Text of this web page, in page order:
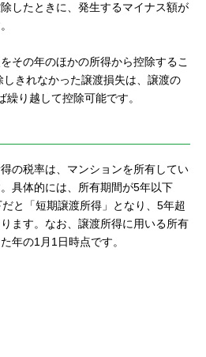
したときに、発生するマイナス額が
その年のほかの所得から控除するこ
きれなかった譲渡損失は、譲渡の
り越して控除可能です。
の税率は、マンションを所有してい
具体的には、所有期間が5年以下
と「短期譲渡所得」となり、5年超
ます。なお、譲渡所得に用いる所有
年の1月1日時点です。